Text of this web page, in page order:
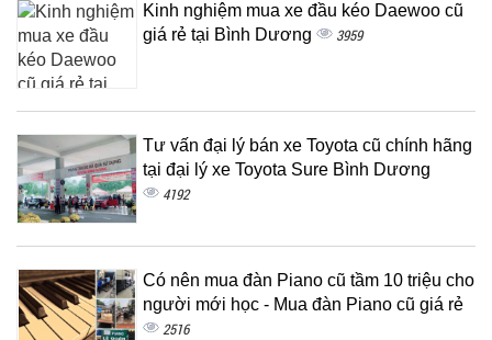
Kinh nghiệm mua xe đầu kéo Daewoo cũ
giá rẻ tại Bình Dương
3959
Tư vấn đại lý bán xe Toyota cũ chính hãng
tại đại lý xe Toyota Sure Bình Dương
4192
Có nên mua đàn Piano cũ tầm 10 triệu cho
người mới học - Mua đàn Piano cũ giá rẻ
2516